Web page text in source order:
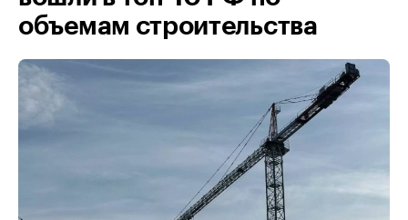
объемам строительства